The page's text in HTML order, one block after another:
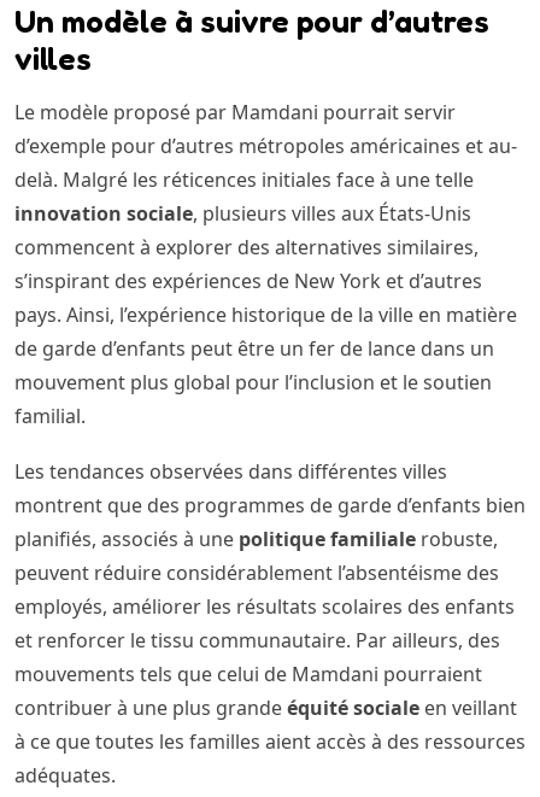
Un modèle à suivre pour d’autres
villes
Le modèle proposé par Mamdani pourrait servir
d’exemple pour d’autres métropoles américaines et au-
delà. Malgré les réticences initiales face à une telle
innovation sociale, plusieurs villes aux États-Unis
commencent à explorer des alternatives similaires,
s’inspirant des expériences de New York et d’autres
pays. Ainsi, l’expérience historique de la ville en matière
de garde d’enfants peut être un fer de lance dans un
mouvement plus global pour l’inclusion et le soutien
familial.
Les tendances observées dans différentes villes
montrent que des programmes de garde d’enfants bien
planifiés, associés à une politique familiale robuste,
peuvent réduire considérablement l’absentéisme des
employés, améliorer les résultats scolaires des enfants
et renforcer le tissu communautaire. Par ailleurs, des
mouvements tels que celui de Mamdani pourraient
contribuer à une plus grandeéquité sociale en veillant
à ce que toutes les familles aient accès à des ressources
adéquates.